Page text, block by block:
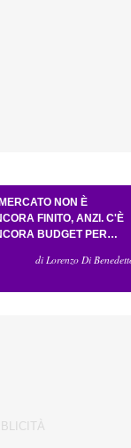
MERCATO NON È
FINITO, ANZI. C'È
BUDGET PER
IMPORTANTE E
di Lorenzo Di